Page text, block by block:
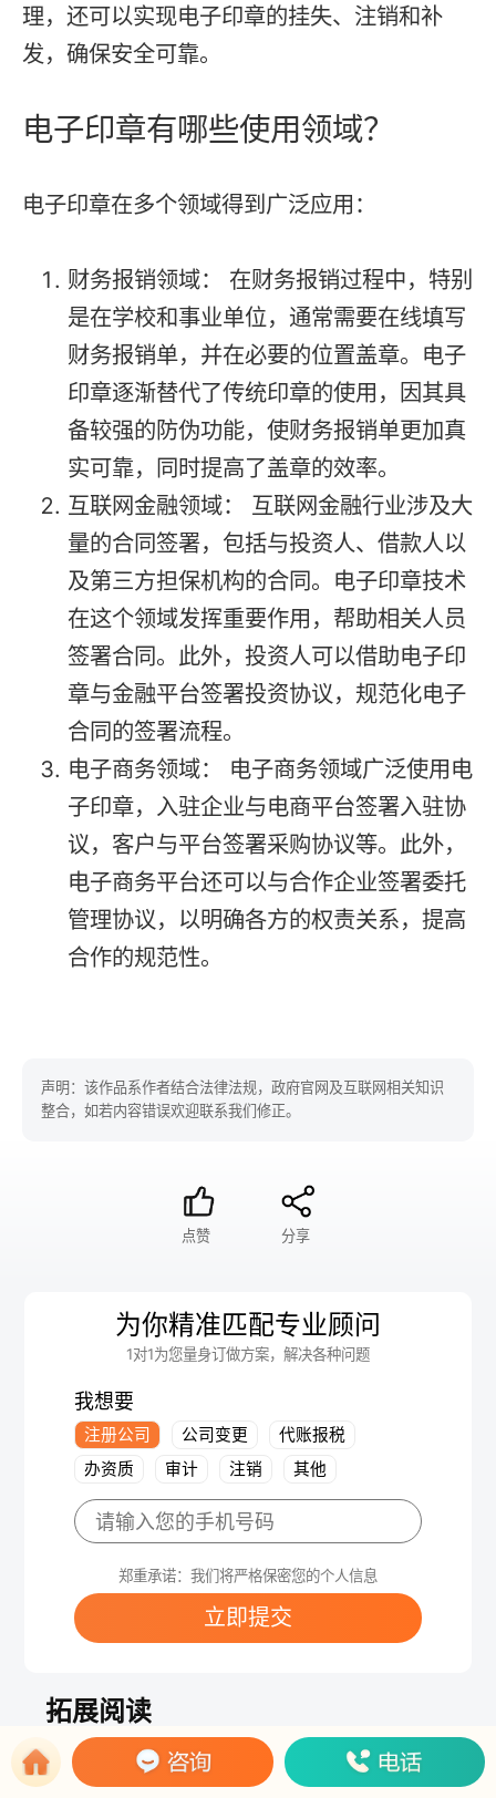
理，还可以实现电子印章的挂失、注销和补
发，确保安全可靠。
电子印章有哪些使用领域？
电子印章在多个领域得到广泛应用：
财务报销领域： 在财务报销过程中，特别
是在学校和事业单位，通常需要在线填写
财务报销单，并在必要的位置盖章。电子
印章逐渐替代了传统印章的使用，因其具
备较强的防伪功能，使财务报销单更加真
实可靠，同时提高了盖章的效率。
互联网金融领域： 互联网金融行业涉及大
量的合同签署，包括与投资人、借款人以
及第三方担保机构的合同。电子印章技术
在这个领域发挥重要作用，帮助相关人员
签署合同。此外，投资人可以借助电子印
章与金融平台签署投资协议，规范化电子
合同的签署流程。
电子商务领域： 电子商务领域广泛使用电
子印章，入驻企业与电商平台签署入驻协
议，客户与平台签署采购协议等。此外，
电子商务平台还可以与合作企业签署委托
管理协议，以明确各方的权责关系，提高
合作的规范性。
声明：该作品系作者结合法律法规，政府官网及互联网相关知识
整合，如若内容错误欢迎联系我们修正。
点赞 分享
为你精准匹配专业顾问
1对1为您量身订做方案，解决各种问题
我想要
注册公司 公司变更
代账报税
办资质
审计 注销 其他
郑重承诺：我们将严格保密您的个人信息
立即提交
拓展阅读